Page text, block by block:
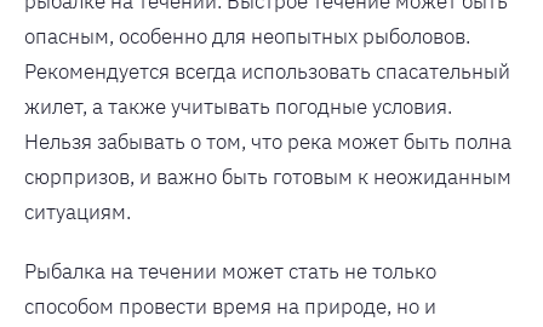
опасным, особенно для неопытных рыболовов.
Рекомендуется всегда использовать спасательный
жилет, а также учитывать погодные условия.
Нельзя забывать о том, что река может быть полна
сюрпризов, и важно быть готовым к неожиданным
ситуациям.
Рыбалка на течении может стать не только
способом провести время на природе, но и